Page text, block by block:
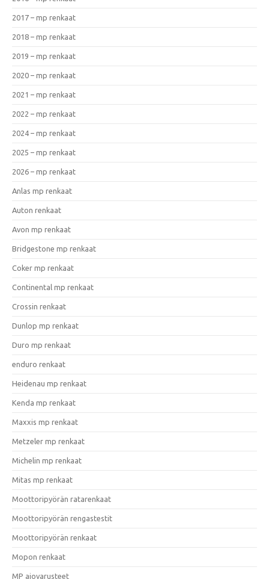
2017 – mp renkaat
2018 – mp renkaat
2019 – mp renkaat
2020 – mp renkaat
2021 – mp renkaat
2022 – mp renkaat
2024 – mp renkaat
2025 – mp renkaat
2026 – mp renkaat
Anlas mp renkaat
Auton renkaat
Avon mp renkaat
Bridgestone mp renkaat
Coker mp renkaat
Continental mp renkaat
Crossin renkaat
Dunlop mp renkaat
Duro mp renkaat
enduro renkaat
Heidenau mp renkaat
Kenda mp renkaat
Maxxis mp renkaat
Metzeler mp renkaat
Michelin mp renkaat
Mitas mp renkaat
Moottoripyörän ratarenkaat
Moottoripyörän rengastestit
Moottoripyörän renkaat
Mopon renkaat
MP ajovarusteet